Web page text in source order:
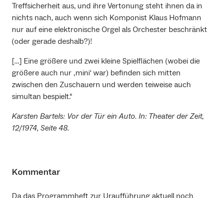
Treffsicherheit aus, und ihre Vertonung steht ihnen da in
nichts nach, auch wenn sich Komponist Klaus Hofmann
nur auf eine elektronische Orgel als Orchester beschränkt
(oder gerade deshalb?)!
[…] Eine größere und zwei kleine Spielflächen (wobei die
größere auch nur ‚mini‘ war) befinden sich mitten
zwischen den Zuschauern und werden teiweise auch
simultan bespielt.“
Karsten Bartels: Vor der Tür ein Auto. In: Theater der Zeit,
12/1974, Seite 48.
Kommentar